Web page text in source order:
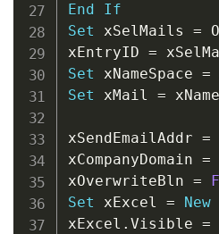
End
If
Set xSelMails =
xEntryID =
Set xNameSpace =
Set xMail =
xSendEmailAddr =
xCompanyDomain =
xOverwriteBln =
Set xExcel = New
xExcel . Visible =